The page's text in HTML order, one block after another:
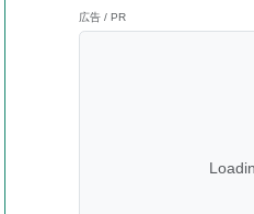
広告 / PR